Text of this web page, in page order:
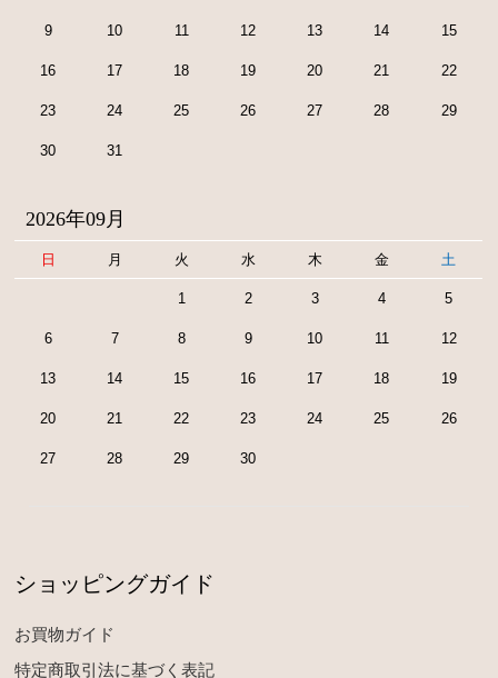
9 10 11 12 13 14 15
16 17 18 19 20 21 22
23 24 25 26 27 28 29
30 31
2026年09月
日 月 火 水 木 金 土
1 2 3 4 5
6 7 8 9 10 11 12
13 14 15 16 17 18 19
20 21 22 23 24 25 26
27 28 29 30
ショッピングガイド
お買物ガイド
特定商取引法に基づく表記